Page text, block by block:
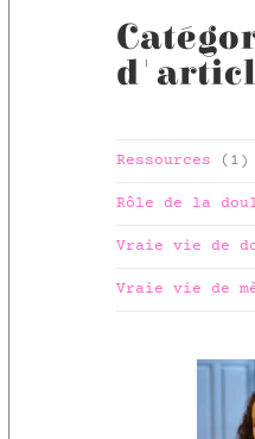
Ressources (1)
Rôle de la
Vraie vie de
Vraie vie de